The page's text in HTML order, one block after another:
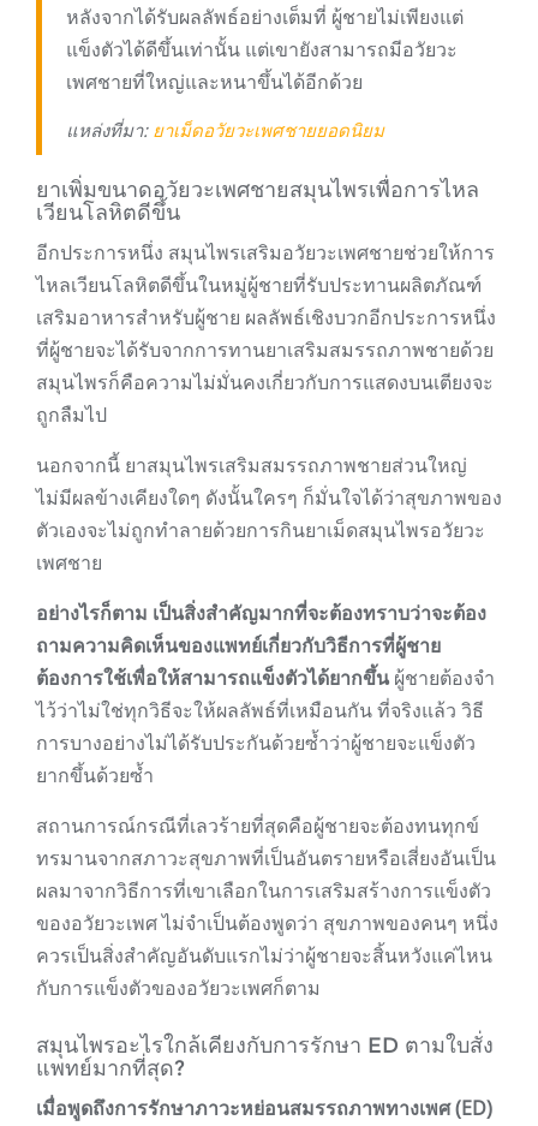
หลังจากได้รับผลลัพธ์อย่างเต็มที่ ผู้ชายไม่เพียงแต่
แข็งตัวได้ดีขึ้นเท่านั้น แต่เขายังสามารถมีอวัยวะ
เพศชายที่ใหญ่และหนาขึ้นได้อีกด้วย
แหล่งที่มา: ยาเม็ดอวัยวะเพศชายยอดนิยม
ยาเพิ่มขนาดอวัยวะเพศชายสมุนไพรเพื่อการไหล
เวียนโลหิตดีขึ้น
อีกประการหนึ่ง สมุนไพรเสริมอวัยวะเพศชายช่วยให้การ
ไหลเวียนโลหิตดีขึ้นในหมู่ผู้ชายที่รับประทานผลิตภัณฑ์
เสริมอาหารสำหรับผู้ชาย ผลลัพธ์เชิงบวกอีกประการหนึ่ง
ที่ผู้ชายจะได้รับจากการทานยาเสริมสมรรถภาพชายด้วย
สมุนไพรก็คือความไม่มั่นคงเกี่ยวกับการแสดงบนเตียงจะ
ถูกลืมไป
นอกจากนี้ ยาสมุนไพรเสริมสมรรถภาพชายส่วนใหญ่
ไม่มีผลข้างเคียงใดๆ ดังนั้นใครๆ ก็มั่นใจได้ว่าสุขภาพของ
ตัวเองจะไม่ถูกทำลายด้วยการกินยาเม็ดสมุนไพรอวัยวะ
เพศชาย
อย่างไรก็ตาม เป็นสิ่งสำคัญมากที่จะต้องทราบว่าจะต้อง
ถามความคิดเห็นของแพทย์เกี่ยวกับวิธีการที่ผู้ชาย
ต้องการใช้เพื่อให้สามารถแข็งตัวได้ยากขึ้นผู้ชายต้องจำ
ไว้ว่าไม่ใช่ทุกวิธีจะให้ผลลัพธ์ที่เหมือนกัน ที่จริงแล้ว วิธี
การบางอย่างไม่ได้รับประกันด้วยซ้ำว่าผู้ชายจะแข็งตัว
ยากขึ้นด้วยซ้ำ
สถานการณ์กรณีที่เลวร้ายที่สุดคือผู้ชายจะต้องทนทุกข์
ทรมานจากสภาวะสุขภาพที่เป็นอันตรายหรือเสี่ยงอันเป็น
ผลมาจากวิธีการที่เขาเลือกในการเสริมสร้างการแข็งตัว
ของอวัยวะเพศ ไม่จำเป็นต้องพูดว่า สุขภาพของคนๆ หนึ่ง
ควรเป็นสิ่งสำคัญอันดับแรกไม่ว่าผู้ชายจะสิ้นหวังแค่ไหน
กับการแข็งตัวของอวัยวะเพศก็ตาม
สมุนไพรอะไรใกล้เคียงกับการรักษา ED ตามใบสั่ง
แพทย์มากที่สุด?
เมื่อพูดถึงการรักษาภาวะหย่อนสมรรถภาพทางเพศ (ED)